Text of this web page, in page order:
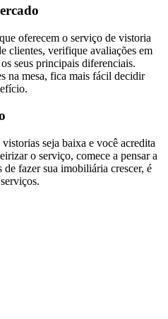
oferecem o serviço de vistoria
clientes, verifique avaliações em
seus principais diferenciais.
na mesa, fica mais fácil decidir
seja baixa e você acredita
o serviço, comece a pensar a
fazer sua imobiliária crescer, é